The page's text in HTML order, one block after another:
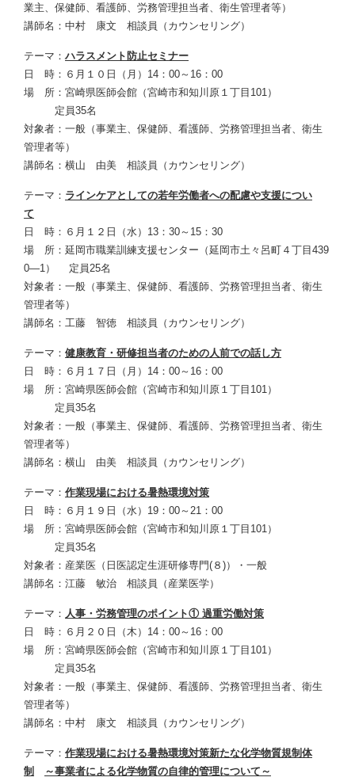
業主、保健師、看護師、労務管理担当者、衛生管理者等）
講師名：中村 康文 相談員（カウンセリング）
テーマ： ハラスメント防止セミナー
日 時：６月１０日（月）14：00～16：00
場 所：宮崎県医師会館（宮崎市和知川原１丁目101）
定員35名
対象者：一般（事業主、保健師、看護師、労務管理担当者、衛生
管理者等）
講師名：横山 由美 相談員（カウンセリング）
テーマ： ラインケアとしての若年労働者への配慮や支援につい
て
日 時：６月１２日（水）13：30～15：30
場 所：延岡市職業訓練支援センター（延岡市土々呂町４丁目439
0—1） 定員25名
対象者：一般（事業主、保健師、看護師、労務管理担当者、衛生
管理者等）
講師名：工藤 智徳 相談員（カウンセリング）
テーマ： 健康教育・研修担当者のための人前での話し方
日 時：６月１７日（月）14：00～16：00
場 所：宮崎県医師会館（宮崎市和知川原１丁目101）
定員35名
対象者：一般（事業主、保健師、看護師、労務管理担当者、衛生
管理者等）
講師名：横山 由美 相談員（カウンセリング）
テーマ： 作業現場における暑熱環境対策
日 時：６月１９日（水）19：00～21：00
場 所：宮崎県医師会館（宮崎市和知川原１丁目101）
定員35名
対象者：産業医（日医認定生涯研修専門(８)）・一般
講師名：江藤 敏治 相談員（産業医学）
テーマ： 人事・労務管理のポイント① 過重労働対策
日 時：６月２０日（木）14：00～16：00
場 所：宮崎県医師会館（宮崎市和知川原１丁目101）
定員35名
対象者：一般（事業主、保健師、看護師、労務管理担当者、衛生
管理者等）
講師名：中村 康文 相談員（カウンセリング）
テーマ： 作業現場における暑熱環境対策新たな化学物質規制体
制
～事業者による化学物質の自律的管理について～